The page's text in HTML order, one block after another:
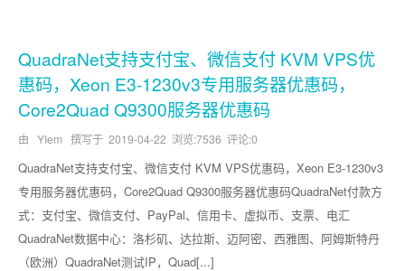
QuadraNet支持支付宝、微信支付 KVM VPS优
惠码，Xeon E3-1230v3专用服务器优惠码，
Core2Quad Q9300服务器优惠码
由 YIem 撰写于 2019-04-22 浏览:7536 评论:0
QuadraNet支持支付宝、微信支付 KVM VPS优惠码，Xeon E3-1230v3
专用服务器优惠码，Core2Quad Q9300服务器优惠码QuadraNet付款方
式：支付宝、微信支付、PayPal、信用卡、虚拟币、支票、电汇
QuadraNet数据中心：洛杉矶、达拉斯、迈阿密、西雅图、阿姆斯特丹
（欧洲）QuadraNet测试IP，Quad[...]